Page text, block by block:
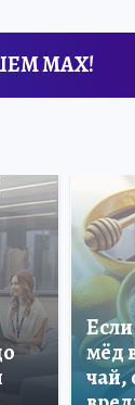
MAX!
мёд
чай,